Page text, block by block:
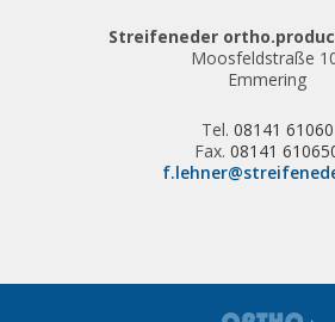
Streifeneder
Moosfeldstraße
Emmering
Tel. 08141 61060
Fax. 08141